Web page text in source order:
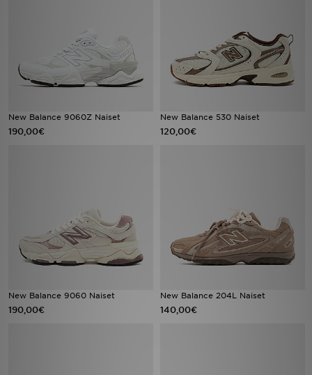
New Balance 9060Z Naiset
190,00€
New Balance 530 Naiset
120,00€
New Balance 9060 Naiset
190,00€
New Balance 204L Naiset
140,00€
Minun viestini